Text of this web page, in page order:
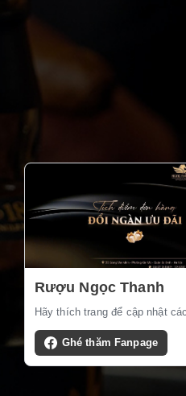
Rượu Ngọc Thanh
Hãy thích trang để cập nhật
Ghé thăm Fanpage